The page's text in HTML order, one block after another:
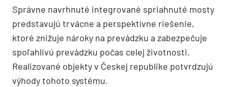
Správne navrhnuté integrované spriahnuté mosty
predstavujú trvácne a perspektívne riešenie,
ktoré znižuje nároky na prevádzku a zabezpečuje
spoľahlivú prevádzku počas celej životnosti.
Realizované objekty v Českej republike potvrdzujú
výhody tohoto systému.